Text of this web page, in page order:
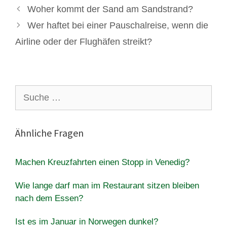
Woher kommt der Sand am Sandstrand?
Wer haftet bei einer Pauschalreise, wenn die
Airline oder der Flughäfen streikt?
nach:
Ähnliche Fragen
Machen Kreuzfahrten einen Stopp in Venedig?
Wie lange darf man im Restaurant sitzen bleiben
nach dem Essen?
Ist es im Januar in Norwegen dunkel?